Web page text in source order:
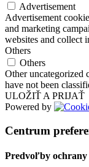
Advertisement
Advertisement
and marketing
websites and collect
Others
Others
Other uncategorized
have not been
ULOŽIŤ A PRIJAŤ
Powered by
Centrum
Predvoľby ochrany